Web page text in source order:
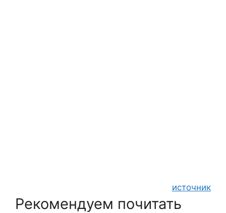
источник
Рекомендуем почитать